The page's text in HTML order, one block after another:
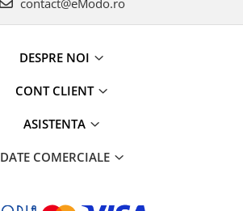
contact@eModo.ro
DESPRE NOI
CONT CLIENT
ASISTENTA
DATE COMERCIALE